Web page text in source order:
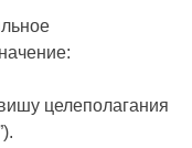
целеполагания